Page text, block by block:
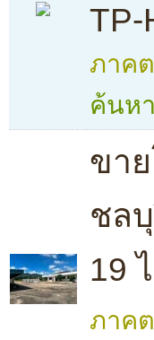
TP-
ภาค
ค้นห
ขา
ชล
19
ภาค